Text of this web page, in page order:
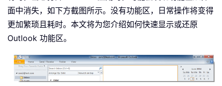
面中消失，如下方截图所示。没有功能区，日常操作将变得
更加繁琐且耗时。本文将为您介绍如何快速显示或还原
Outlook 功能区。